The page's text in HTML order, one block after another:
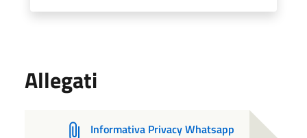
Allegati
Informativa Privacy Whatsapp